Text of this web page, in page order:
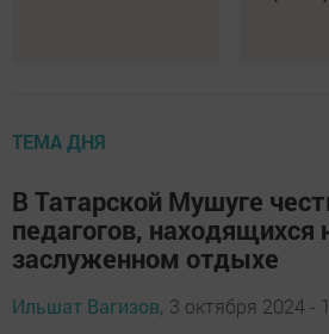
ТЕМА ДНЯ
В Татарской Мушуге
педагогов, находящихся
заслуженном отдыхе
Ильшат Вагизов, 3 октября 2024 -